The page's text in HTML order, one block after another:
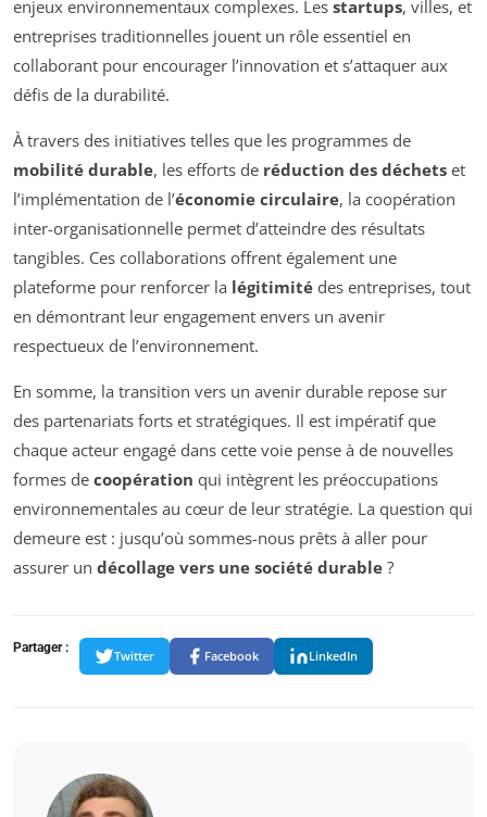
enjeux environnementaux complexes. Les startups, villes, et
entreprises traditionnelles jouent un rôle essentiel en
collaborant pour encourager l’innovation et s’attaquer aux
défis de la durabilité.
À travers des initiatives telles que les programmes de
mobilité durable, les efforts de réduction des déchets et
l’implémentation de l’économie circulaire, la coopération
inter-organisationnelle permet d’atteindre des résultats
tangibles. Ces collaborations offrent également une
plateforme pour renforcer la légitimité des entreprises, tout
en démontrant leur engagement envers un avenir
respectueux de l’environnement.
En somme, la transition vers un avenir durable repose sur
des partenariats forts et stratégiques. Il est impératif que
chaque acteur engagé dans cette voie pense à de nouvelles
formes de coopération qui intègrent les préoccupations
environnementales au cœur de leur stratégie. La question qui
demeure est : jusqu’où sommes-nous prêts à aller pour
assurer un décollage vers une société durable ?
Partager :
Twitter Facebook LinkedIn